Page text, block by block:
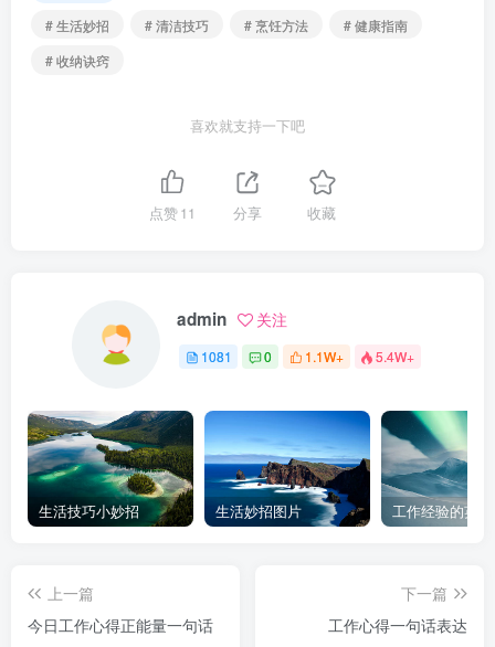
# 生活妙招
# 清洁技巧 # 烹饪方法
# 健康指南
# 收纳诀窍
喜欢就支持一下吧
点赞11 分享 收藏
admin 关注
1081 0 1.1W+ 5.4W+
生活技巧小妙招 生活妙招图片 工作经验的英
上一篇
今日工作心得正能量一句话
下一篇
工作心得一句话表达